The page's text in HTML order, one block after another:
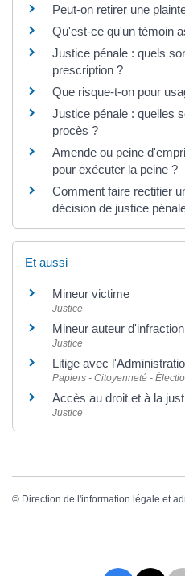
Peut-on retirer une
Qu'est-ce qu'un témoin
Justice pénale : quels
prescription ?
Que risque-t-on pour
Justice pénale : quelles
procès ?
Amende ou peine
pour exécuter la peine ?
Comment faire rectifier
décision de justice
Et aussi
Mineur victime
Justice
Mineur auteur d'infraction
Justice
Litige avec
Papiers - Citoyenneté -
Accès au droit et à la
Justice
© Direction de l'information légale et